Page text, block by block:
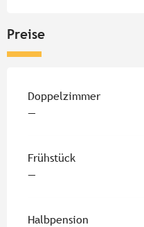
Preise
Doppelzimmer
—
Frühstück
—
Halbpension